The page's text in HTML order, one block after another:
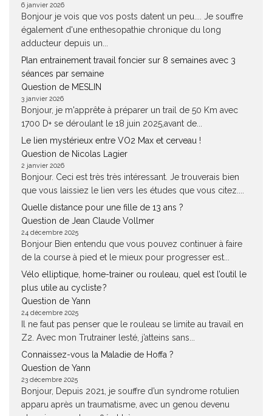
6 janvier 2026
Bonjour je vois que vos posts datent un peu.... Je souffre
également d'une enthesopathie chronique du long
adducteur depuis un...
Plan entrainement travail foncier sur 8 semaines avec 3
séances par semaine
Question de MESLIN
3 janvier 2026
Bonjour, je m'apprête à préparer un trail de 50 Km avec
1700 D+ se déroulant le 18 juin 2025,avant de...
Le lien mystérieux entre VO2 Max et cerveau !
Question de Nicolas Lagier
2 janvier 2026
Bonjour. Ceci est très très intéressant. Je trouverais bien
que vous laissiez le lien vers les études que vous citez....
Quelle distance pour une fille de 13 ans ?
Question de Jean Claude Vollmer
24 décembre 2025
Bonjour Bien entendu que vous pouvez continuer à faire
de la course à pied et le mieux pour progresser est...
Vélo elliptique, home-trainer ou rouleau, quel est l’outil le
plus utile au cycliste ?
Question de Yann
24 décembre 2025
Il ne faut pas penser que le rouleau se limite au travail en
Z2. Avec mon Trutrainer lesté, j’atteins sans...
Connaissez-vous la Maladie de Hoffa ?
Question de Yann
23 décembre 2025
Bonjour, Depuis 2021, je souffre d’un syndrome rotulien
apparu après un traumatisme, avec un genou devenu